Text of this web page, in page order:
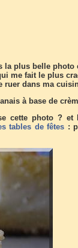
la plus belle
me fait le plus
ruer dans ma
à base de
cette photo ? et
tables de fêtes :